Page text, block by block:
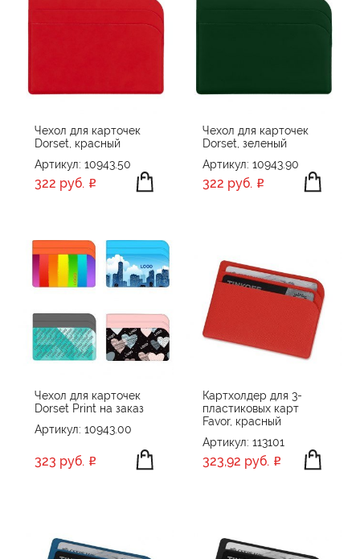
Чехол для карточек
Dorset, красный
Артикул: 10943.50
322 руб.
Чехол для карточек
Dorset, зеленый
Артикул: 10943.90
322 руб.
Чехол для карточек
Dorset Print на заказ
Артикул: 10943.00
323 руб.
Картхолдер для 3-
пластиковых карт
Favor, красный
Артикул: 113101
323,92 руб.